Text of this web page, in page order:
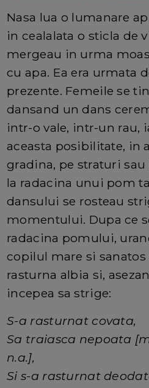
Nasa lua o lumanare
in cealalata o sticla de
mergeau in urma
cu apa. Ea era urmata
prezente. Femeile se
dansand un dans
intr-o vale, intr-un rau,
aceasta posibilitate, in
gradina, pe straturi
la radacina unui pom
dansului se rosteau
momentului. Dupa ce
radacina pomului,
copilul mare si
rasturna albia si,
incepea sa strige:
S-a rasturnat covata,
Sa traiasca nepoata
n.a.],
Si s-a rasturnat